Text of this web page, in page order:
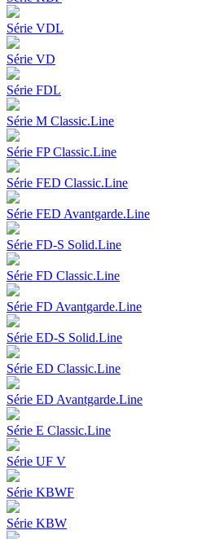
Série VDL
Série VD
Série FDL
Série M Classic.Line
Série FP Classic.Line
Série FED Classic.Line
Série FED Avantgarde.Line
Série FD-S Solid.Line
Série FD Classic.Line
Série FD Avantgarde.Line
Série ED-S Solid.Line
Série ED Classic.Line
Série ED Avantgarde.Line
Série E Classic.Line
Série UF V
Série KBWF
Série KBW